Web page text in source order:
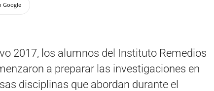
Google
2017, los alumnos del Instituto Remedios
a preparar las investigaciones en
disciplinas que abordan durante el